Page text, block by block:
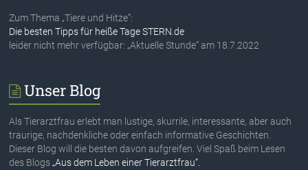
Zum Thema „Tiere und Hitze“:
Die besten Tipps für heiße Tage STERN.de
leider nicht mehr verfügbar: „Aktuelle Stunde“ am 18.7.2022
Unser Blog
Als Tierarztfrau erlebt man lustige, skurrile, interessante, aber auch
traurige, nachdenkliche oder einfach informative Geschichten.
Dieser Blog will die besten davon aufgreifen. Viel Spaß beim Lesen
des Blogs „Aus dem Leben einer Tierarztfrau“.